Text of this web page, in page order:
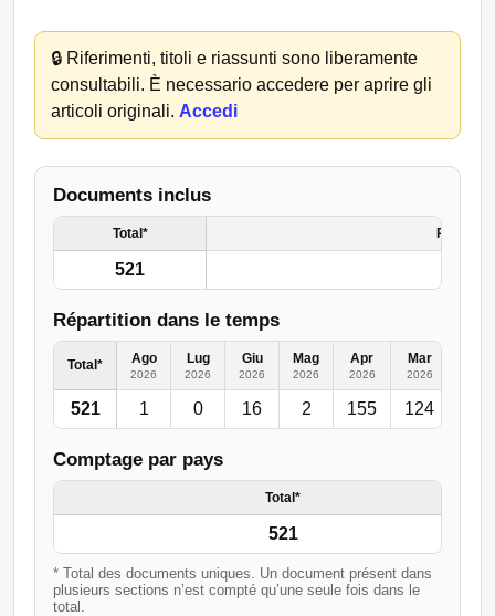
🔒 Riferimenti, titoli e riassunti sono liberamente
consultabili. È necessario accedere per aprire gli
articoli originali. Accedi
Documents inclus
Total* Resto
521
Répartition dans le temps
Total* Ago
2026
Lug
2026
Giu
2026
Mag
2026
Apr
2026
Mar
2026
521 1 0 16 2 155 124
Comptage par pays
Total*
521
* Total des documents uniques. Un document présent dans
plusieurs sections n’est compté qu’une seule fois dans le
total.